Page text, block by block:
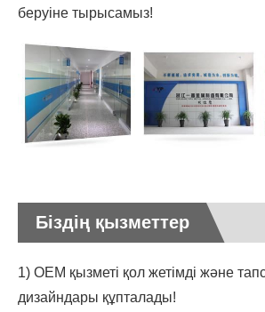
беруіне тырысамыз!
Біздің қызметтер
1) OEM қызметі қол жетімді және
дизайндары құпталады!